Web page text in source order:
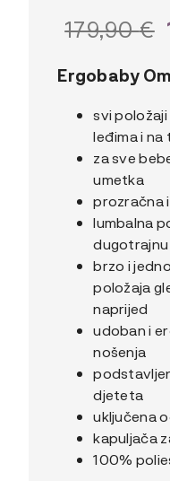
IZVORNA
BILA
JE:
179,90 €.
179,90€
Ergobaby
svi
leđima i
za sve
umetka
prozračna
lumbalna
brzo i
položaja
naprijed
udoban i
nošenja
djeteta
uključena
kapuljača
100%